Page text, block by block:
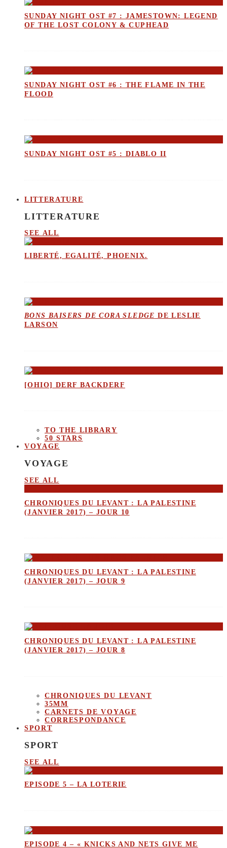
SUNDAY NIGHT OST #7 : JAMESTOWN: LEGEND
OF THE LOST COLONY & CUPHEAD
SUNDAY NIGHT OST #6 : THE FLAME IN THE
FLOOD
SUNDAY NIGHT OST #5 : DIABLO II
LITTERATURE
LITTERATURE
SEE ALL
LIBERTÉ, EGALITÉ, PHOENIX.
BONS BAISERS DE CORA SLEDGE DE LESLIE
LARSON
[OHIO] DERF BACKDERF
TO THE LIBRARY
50 STARS
VOYAGE
VOYAGE
SEE ALL
CHRONIQUES DU LEVANT : LA PALESTINE
(JANVIER 2017) – JOUR 10
CHRONIQUES DU LEVANT : LA PALESTINE
(JANVIER 2017) – JOUR 9
CHRONIQUES DU LEVANT : LA PALESTINE
(JANVIER 2017) – JOUR 8
CHRONIQUES DU LEVANT
35MM
CARNETS DE VOYAGE
CORRESPONDANCE
SPORT
SPORT
SEE ALL
EPISODE 5 – LA LOTERIE
EPISODE 4 – « KNICKS AND NETS GIVE ME